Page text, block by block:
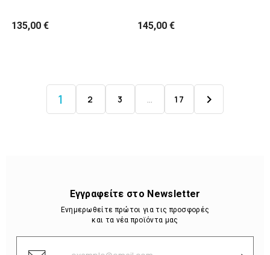
135,00 € 145,00 €
1 2 3 … 17 
Εγγραφείτε στο Newsletter
Ενημερωθείτε πρώτοι για τις προσφορές
και τα νέα προϊόντα μας